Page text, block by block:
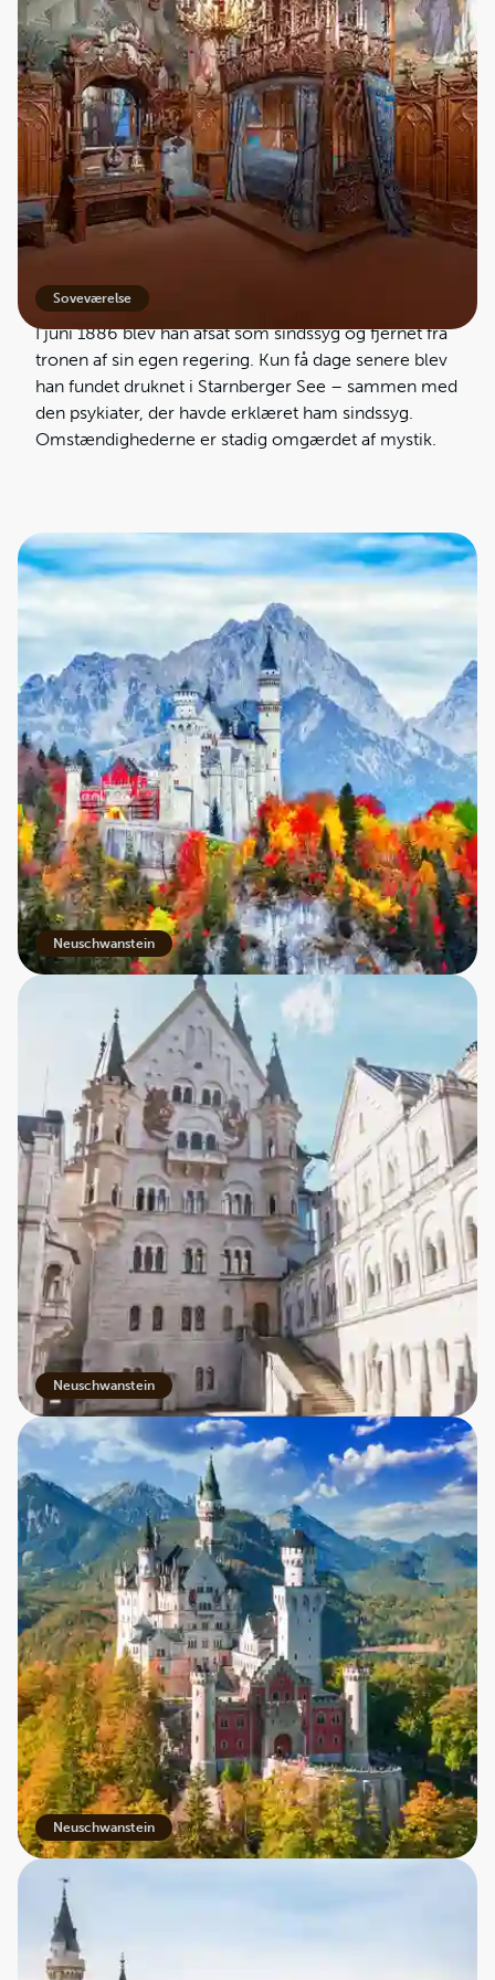
Soveværelse
En konge i eksil – i sit eget slot
Ludwig flyttede ind i Neuschwanstein i 1884, men
nåede kun at bo der i 172 dage. Han levede isoleret,
ofte alene, og havde om natten rideture i bjergene,
mens hans folk sov. Slottet blev aldrig den faste bolig,
han ønskede – og Ludwig trak sig mere og mere
I juni 1886 blev han afsat som sindssyg og fjernet fra
tronen af sin egen regering. Kun få dage senere blev
han fundet druknet i Starnberger See – sammen med
den psykiater, der havde erklæret ham sindssyg.
Omstændighederne er stadig omgærdet af mystik.
Neuschwanstein
Neuschwanstein
Neuschwanstein